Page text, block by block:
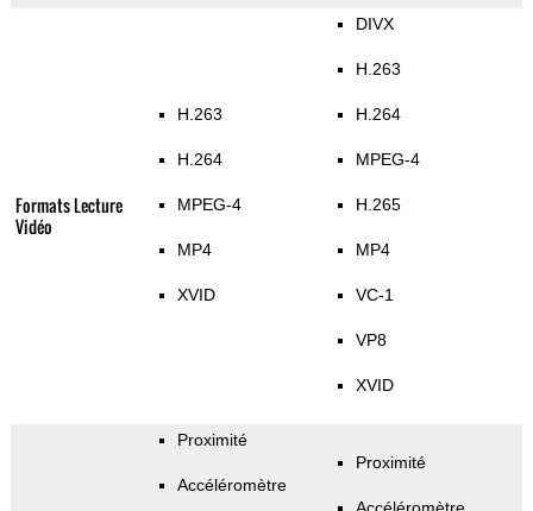
Formats Lecture
Vidéo
H.263
H.264
MPEG-4
MP4
XVID
DIVX
H.263
H.264
MPEG-4
H.265
MP4
VC-1
VP8
XVID
Proximité
Accéléromètre
Proximité